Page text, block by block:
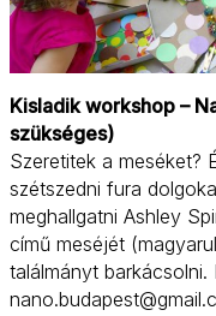
Kisladik workshop –
szükséges)
Szeretitek a meséket?
szétszedni fura
meghallgatni Ashley
című meséjét
találmányt barkácsolni.